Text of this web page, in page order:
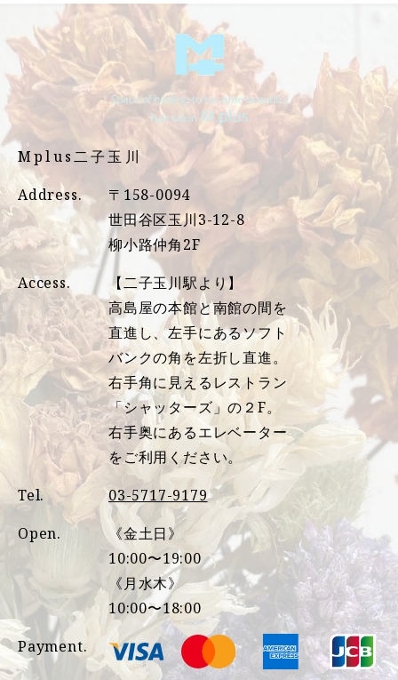
Mplus二子玉川
Address.
〒158-0094
世田谷区玉川3-12-8
柳小路仲角2F
Access.
【二子玉川駅より】
高島屋の本館と南館の間を
直進し、左手にあるソフト
バンクの角を左折し直進。
右手角に見えるレストラン
「シャッターズ」の２F。
右手奥にあるエレベーター
をご利用ください。
Tel.
03-5717-9179
Open.
《金土日》
10:00〜19:00
《月水木》
10:00〜18:00
Payment.